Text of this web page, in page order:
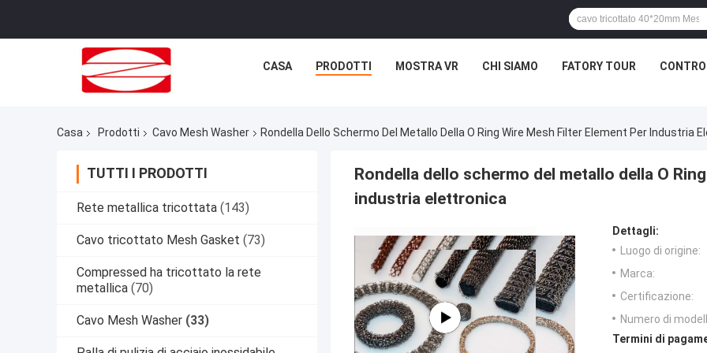
CASA PRODOTTI MOSTRA VR CHI SIAMO FATORY TOUR
Casa Prodotti Cavo Mesh Washer Rondella Dello Schermo Del Metallo Della O Ring Wire Mesh Filter Element Per Industria
TUTTI I PRODOTTI
Rete metallica tricottata (143)
Cavo tricottato Mesh Gasket (73)
Compressed ha tricottato la rete
metallica (70)
Cavo Mesh Washer (33)
Rondella dello schermo del metallo della O
industria elettronica
Dettagli:
Luogo di origine:
Marca:
Certificazione:
Numero di
Termini di